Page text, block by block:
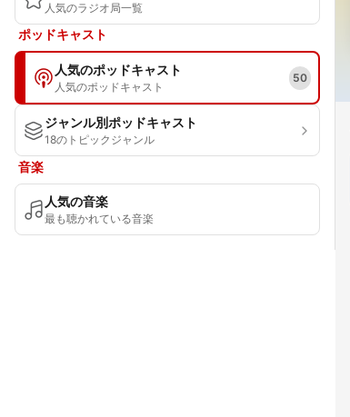
人気のラジオ局一覧
ポッドキャスト
人気のポッドキャスト
人気のポッドキャスト
50
ジャンル別ポッドキャスト
18のトピックジャンル
音楽
人気の音楽
最も聴かれている音楽